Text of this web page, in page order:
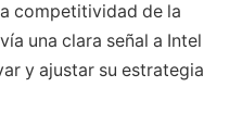
competitividad de la
una clara señal a Intel
y ajustar su estrategia